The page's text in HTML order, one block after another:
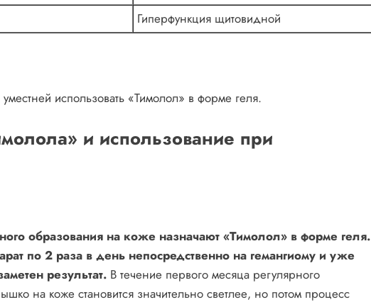
Гиперфункция щитовидной
использовать «Тимолол» в форме геля.
и использование при
образования на коже назначают «Тимолол» в форме геля.
по 2 раза в день непосредственно на гемангиому и уже
результат. В течение первого месяца регулярного
на коже становится значительно светлее, но потом процесс